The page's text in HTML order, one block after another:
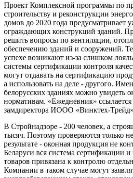
Проект Комплексной программы по
строительству и реконструкции
домов до 2020 года предусматривает
ограждающих конструкций зданий.
решить вопросы по вентиляции,
обеспечению зданий и сооружений.
успехе возникают из-за слишком
системы сертификации контроля
могут отдавать на сертификацию
а использовать на деле - другого.
белорусских зданиях можно увидеть
нормативам. «Ежедневник»
замдиректора ИООО «Винктех-
В Стройнадзоре - 200 человек, а
тысяч. Поэтому проверяются только
результате - оконная продукция не
Беларуси вся система сертификации и
товаров привязана к контролю
Компании в таком случае могут